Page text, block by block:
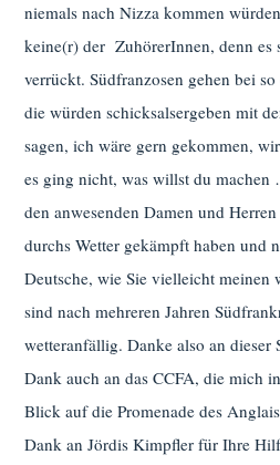
niemals nach Nizza kommen
keine(r) der ZuhörerInnen, denn es
verrückt. Südfranzosen gehen bei
die würden schicksalsergeben mit
sagen, ich wäre gern gekommen,
es ging nicht, was willst du
den anwesenden Damen und
durchs Wetter gekämpft haben und
Deutsche, wie Sie vielleicht meinen
sind nach mehreren Jahren
wetteranfällig. Danke also an dieser
Dank auch an das CCFA, die mich
Blick auf die Promenade des
Dank an Jördis Kimpfler für Ihre